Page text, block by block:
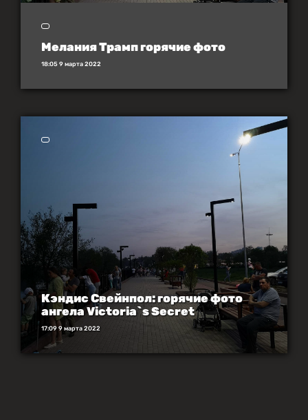
Мелания Трамп горячие фото
18:05 9 марта 2022
Кэндис Свейнпол: горячие фото
ангела Victoria`s Secret
17:09 9 марта 2022